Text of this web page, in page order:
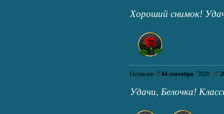
Хороший снимок!
Оставлен: 04 сентября ’2020
Удачи, Белочка!